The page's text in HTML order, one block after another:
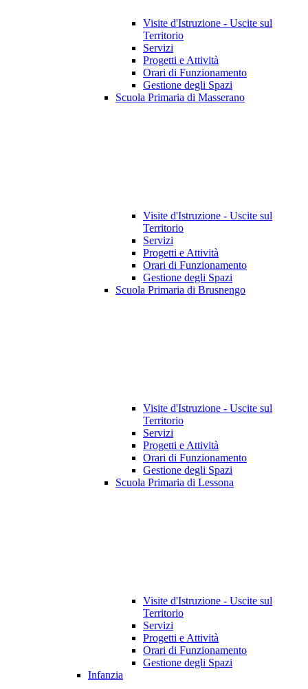
Visite d'Istruzione - Uscite sul
Territorio
Servizi
Progetti e Attività
Orari di Funzionamento
Gestione degli Spazi
Scuola Primaria di Masserano
Visite d'Istruzione - Uscite sul
Territorio
Servizi
Progetti e Attività
Orari di Funzionamento
Gestione degli Spazi
Scuola Primaria di Brusnengo
Visite d'Istruzione - Uscite sul
Territorio
Servizi
Progetti e Attività
Orari di Funzionamento
Gestione degli Spazi
Scuola Primaria di Lessona
Visite d'Istruzione - Uscite sul
Territorio
Servizi
Progetti e Attività
Orari di Funzionamento
Gestione degli Spazi
Infanzia